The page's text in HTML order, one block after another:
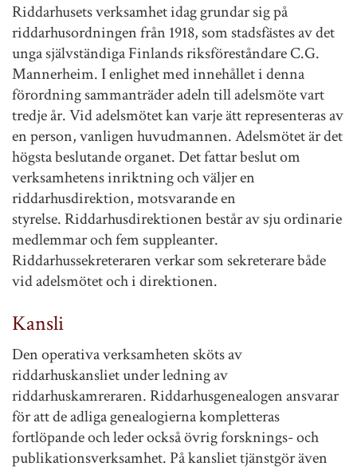
Riddarhusets verksamhet idag grundar sig på
riddarhusordningen från 1918, som stadsfästes av det
unga självständiga Finlands riksföreståndare C.G.
Mannerheim. I enlighet med innehållet i denna
förordning sammanträder adeln till adelsmöte vart
tredje år. Vid adelsmötet kan varje ätt representeras av
en person, vanligen huvudmannen. Adelsmötet är det
högsta beslutande organet. Det fattar beslut om
verksamhetens inriktning och väljer en
riddarhusdirektion, motsvarande en
styrelse. Riddarhusdirektionen består av sju ordinarie
medlemmar och fem suppleanter.
Riddarhussekreteraren verkar som sekreterare både
vid adelsmötet och i direktionen.
Kansli
Den operativa verksamheten sköts av
riddarhuskansliet under ledning av
riddarhuskamreraren. Riddarhusgenealogen ansvarar
för att de adliga genealogierna kompletteras
fortlöpande och leder också övrig forsknings- och
publikationsverksamhet. På kansliet tjänstgör även